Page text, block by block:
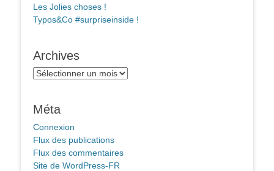
Les Jolies choses !
Typos&Co #surpriseinside !
Archives
Archives
Méta
Connexion
Flux des publications
Flux des commentaires
Site de WordPress-FR